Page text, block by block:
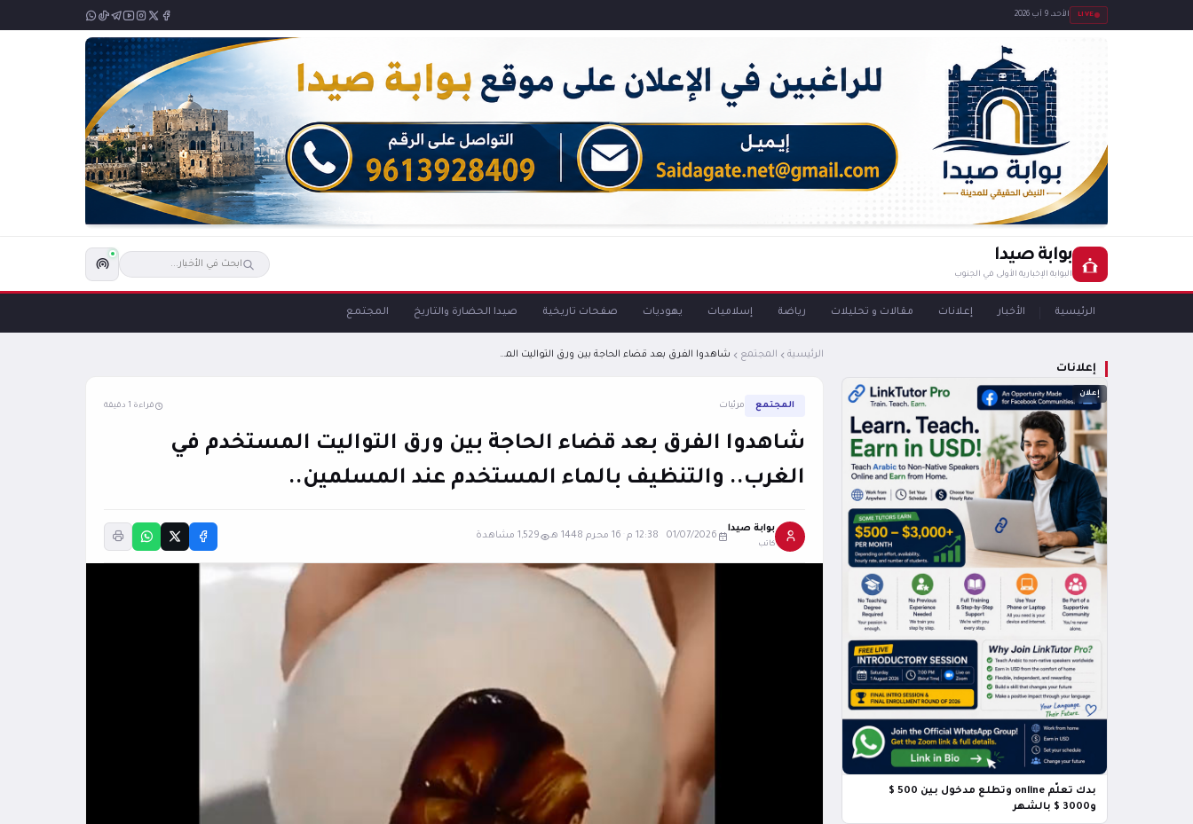
LIVE الأحد، 9 آب 2026
بوابة صيدا
البوابة الإخبارية الأولى في الجنوب
الرئيسية الأخبار إعلانات مقالات و تحليلات رياضة إسلاميات يهوديات صفحات تاريخية صيدا الحضارة والتاريخ المجتمع
إعلانات
إعلان
بدك تعلّم online وتطلع مدخول بين 500 $
و3000 $ بالشهر
الرئيسية المجتمع شاهدوا الفرق بعد قضاء الحاجة بين ورق التواليت المستخدم في الغرب.. والتنظيف بالماء المستخدم عند المسلمين..
المجتمع مرئيات قراءة 1 دقيقة
شاهدوا الفرق بعد قضاء الحاجة بين ورق التواليت المستخدم في
الغرب.. والتنظيف بالماء المستخدم عند المسلمين..
بوابة صيدا
كاتب
01/07/2026 12:38 م 16 محرم 1448 هـ 1,529 مشاهدة